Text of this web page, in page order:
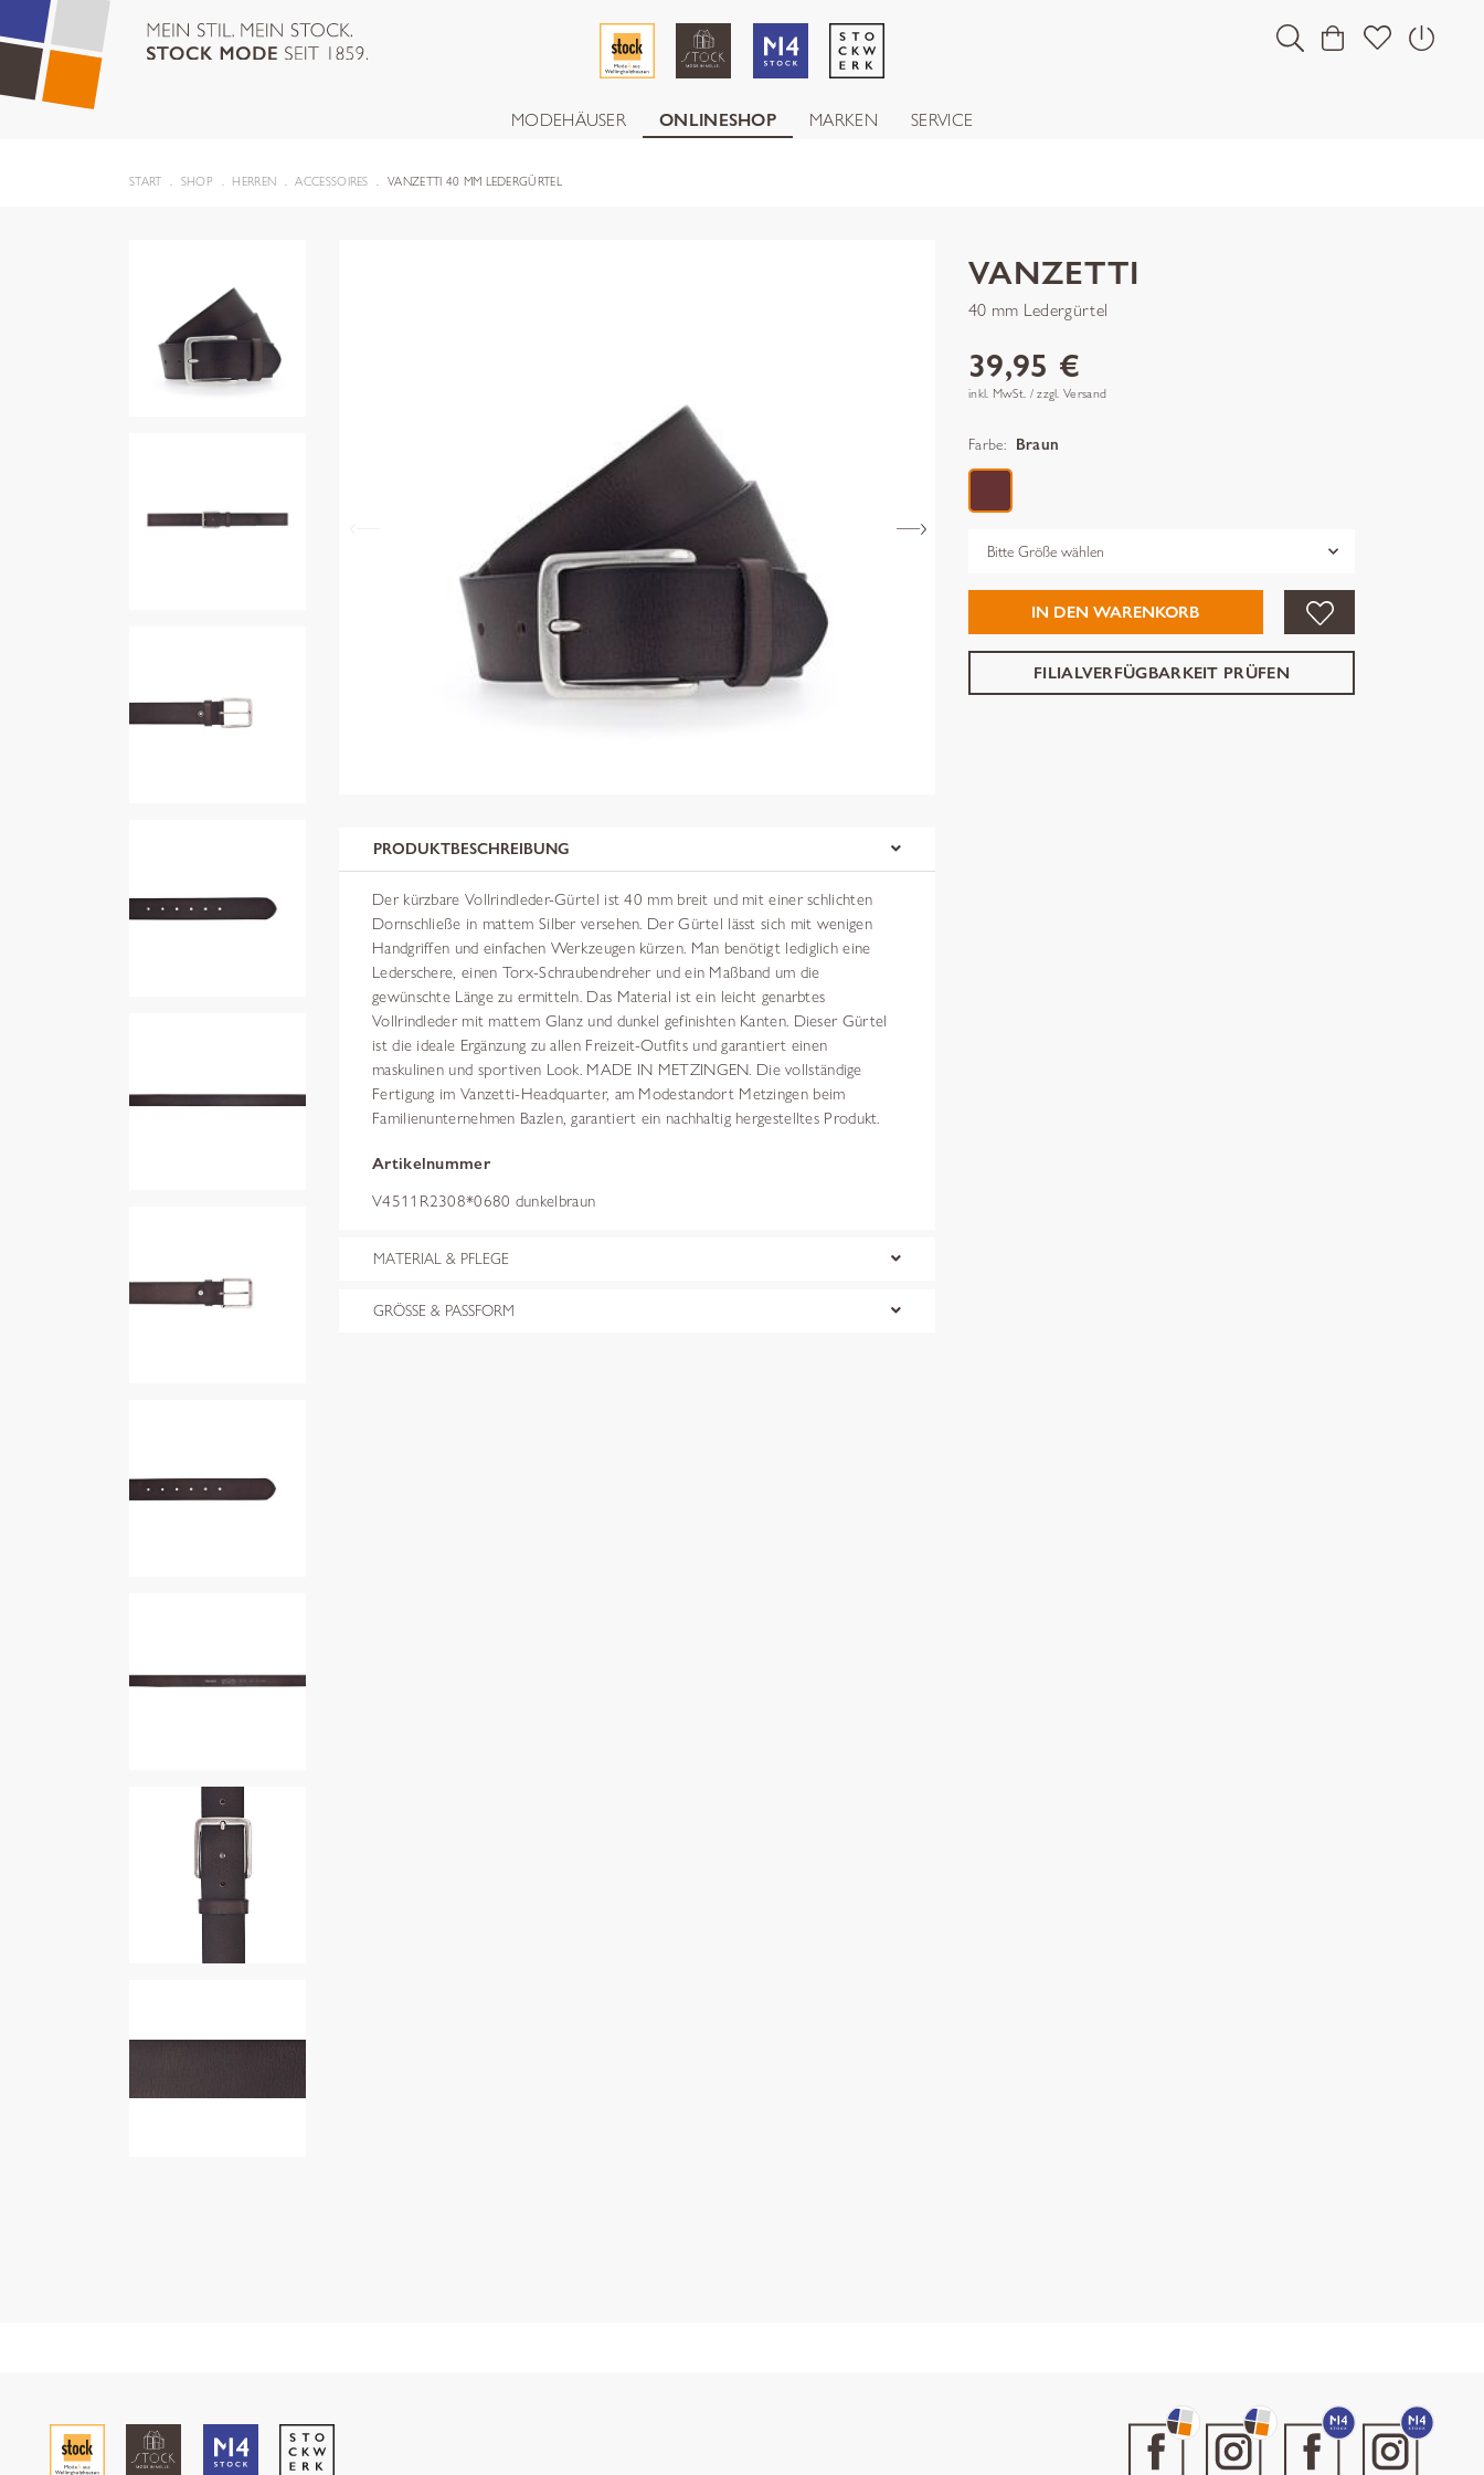
MODEHÄUSER ONLINESHOP MARKEN SERVICE
START SHOP HERREN ACCESSOIRES VANZETTI 40 MM LEDERGÜRTEL
PRODUKTBESCHREIBUNG
Der kürzbare Vollrindleder-Gürtel ist 40 mm breit und mit einer schlichten
Dornschließe in mattem Silber versehen. Der Gürtel lässt sich mit wenigen
Handgriffen und einfachen Werkzeugen kürzen. Man benötigt lediglich eine
Lederschere, einen Torx-Schraubendreher und ein Maßband um die
gewünschte Länge zu ermitteln. Das Material ist ein leicht genarbtes
Vollrindleder mit mattem Glanz und dunkel gefinishten Kanten. Dieser Gürtel
ist die ideale Ergänzung zu allen Freizeit-Outfits und garantiert einen
maskulinen und sportiven Look. MADE IN METZINGEN. Die vollständige
Fertigung im Vanzetti-Headquarter, am Modestandort Metzingen beim
Familienunternehmen Bazlen, garantiert ein nachhaltig hergestelltes Produkt.
Artikelnummer
V4511R2308*0680 dunkelbraun
MATERIAL & PFLEGE
GRÖSSE & PASSFORM
VANZETTI
40 mm Ledergürtel
39,95 €
inkl. MwSt. / zzgl. Versand
Farbe: Braun
Grösse
IN DEN WARENKORB
FILIALVERFÜGBARKEIT PRÜFEN